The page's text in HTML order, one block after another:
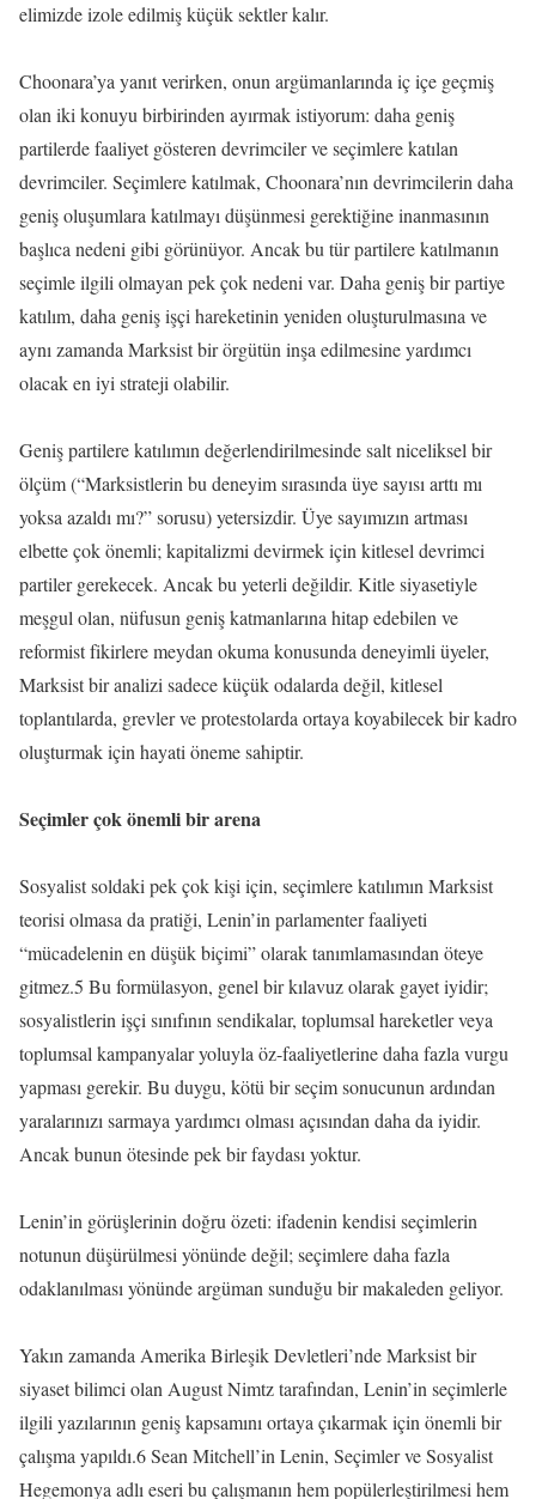
elimizde izole edilmiş küçük sektler kalır.
Choonara’ya yanıt verirken, onun argümanlarında iç içe geçmiş
olan iki konuyu birbirinden ayırmak istiyorum: daha geniş
partilerde faaliyet gösteren devrimciler ve seçimlere katılan
devrimciler. Seçimlere katılmak, Choonara’nın devrimcilerin daha
geniş oluşumlara katılmayı düşünmesi gerektiğine inanmasının
başlıca nedeni gibi görünüyor. Ancak bu tür partilere katılmanın
seçimle ilgili olmayan pek çok nedeni var. Daha geniş bir partiye
katılım, daha geniş işçi hareketinin yeniden oluşturulmasına ve
aynı zamanda Marksist bir örgütün inşa edilmesine yardımcı
olacak en iyi strateji olabilir.
Geniş partilere katılımın değerlendirilmesinde salt niceliksel bir
ölçüm (“Marksistlerin bu deneyim sırasında üye sayısı arttı mı
yoksa azaldı mı?” sorusu) yetersizdir. Üye sayımızın artması
elbette çok önemli; kapitalizmi devirmek için kitlesel devrimci
partiler gerekecek. Ancak bu yeterli değildir. Kitle siyasetiyle
meşgul olan, nüfusun geniş katmanlarına hitap edebilen ve
reformist fikirlere meydan okuma konusunda deneyimli üyeler,
Marksist bir analizi sadece küçük odalarda değil, kitlesel
toplantılarda, grevler ve protestolarda ortaya koyabilecek bir kadro
oluşturmak için hayati öneme sahiptir.
Seçimler çok önemli bir arena
Sosyalist soldaki pek çok kişi için, seçimlere katılımın Marksist
teorisi olmasa da pratiği, Lenin’in parlamenter faaliyeti
“mücadelenin en düşük biçimi” olarak tanımlamasından öteye
gitmez.5 Bu formülasyon, genel bir kılavuz olarak gayet iyidir;
sosyalistlerin işçi sınıfının sendikalar, toplumsal hareketler veya
toplumsal kampanyalar yoluyla öz-faaliyetlerine daha fazla vurgu
yapması gerekir. Bu duygu, kötü bir seçim sonucunun ardından
yaralarınızı sarmaya yardımcı olması açısından daha da iyidir.
Ancak bunun ötesinde pek bir faydası yoktur.
Lenin’in görüşlerinin doğru özeti: ifadenin kendisi seçimlerin
notunun düşürülmesi yönünde değil; seçimlere daha fazla
odaklanılması yönünde argüman sunduğu bir makaleden geliyor.
Yakın zamanda Amerika Birleşik Devletleri’nde Marksist bir
siyaset bilimci olan August Nimtz tarafından, Lenin’in seçimlerle
ilgili yazılarının geniş kapsamını ortaya çıkarmak için önemli bir
çalışma yapıldı.6 Sean Mitchell’in Lenin, Seçimler ve Sosyalist
Hegemonya adlı eseri bu çalışmanın hem popülerleştirilmesi hem